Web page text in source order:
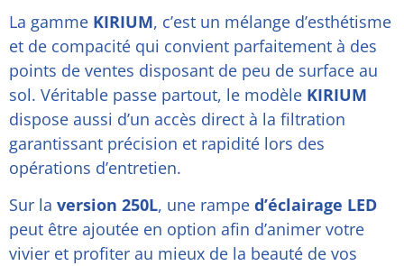
La gamme KIRIUM, c’est un mélange d’esthétisme
et de compacité qui convient parfaitement à des
points de ventes disposant de peu de surface au
sol. Véritable passe partout, le modèle KIRIUM
dispose aussi d’un accès direct à la filtration
garantissant précision et rapidité lors des
opérations d’entretien.
Sur la version 250L, une rampe d’éclairage LED
peut être ajoutée en option afin d’animer votre
vivier et profiter au mieux de la beauté de vos